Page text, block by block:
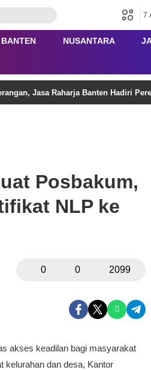
7
BANTEN NUSANTARA
Jasa Raharja Banten Hadiri
Posbakum,
NLP ke
0 0 2099
akses keadilan bagi masyarakat
kelurahan dan desa, Kantor